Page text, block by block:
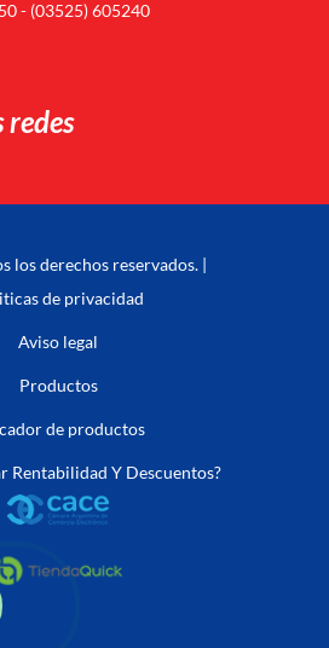
- (03525) 605240
redes
los derechos reservados. |
de privacidad
Aviso legal
Productos
de productos
Rentabilidad Y Descuentos?